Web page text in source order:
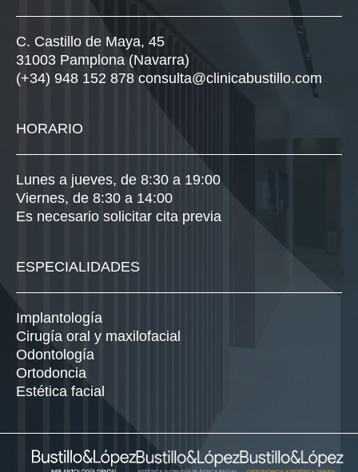
C. Castillo de Maya, 45
31003 Pamplona (Navarra)
(+34) 948 152 878 consulta@clinicabustillo.com
HORARIO
Lunes a jueves, de 8:30 a 19:00
Viernes, de 8:30 a 14:00
Es necesario solicitar cita previa
ESPECIALIDADES
Implantología
Cirugía oral y maxilofacial
Odontología
Ortodoncia
Estética facial